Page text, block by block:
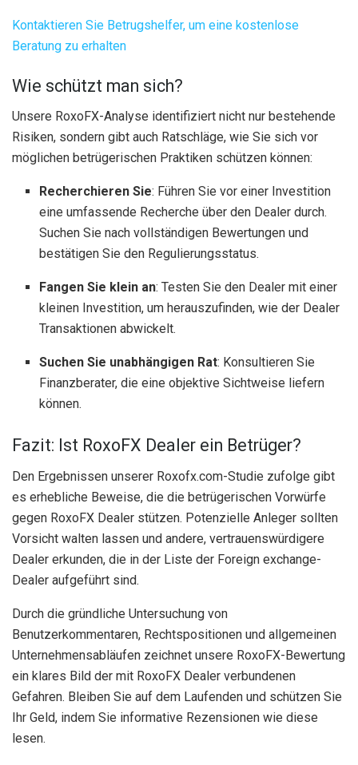
Kontaktieren Sie Betrugshelfer, um eine kostenlose
Beratung zu erhalten
Wie schützt man sich?
Unsere RoxoFX-Analyse identifiziert nicht nur bestehende
Risiken, sondern gibt auch Ratschläge, wie Sie sich vor
möglichen betrügerischen Praktiken schützen können:
Recherchieren Sie: Führen Sie vor einer Investition
eine umfassende Recherche über den Dealer durch.
Suchen Sie nach vollständigen Bewertungen und
bestätigen Sie den Regulierungsstatus.
Fangen Sie klein an: Testen Sie den Dealer mit einer
kleinen Investition, um herauszufinden, wie der Dealer
Transaktionen abwickelt.
Suchen Sie unabhängigen Rat: Konsultieren Sie
Finanzberater, die eine objektive Sichtweise liefern
können.
Fazit: Ist RoxoFX Dealer ein Betrüger?
Den Ergebnissen unserer Roxofx.com-Studie zufolge gibt
es erhebliche Beweise, die die betrügerischen Vorwürfe
gegen RoxoFX Dealer stützen. Potenzielle Anleger sollten
Vorsicht walten lassen und andere, vertrauenswürdigere
Dealer erkunden, die in der Liste der Foreign exchange-
Dealer aufgeführt sind.
Durch die gründliche Untersuchung von
Benutzerkommentaren, Rechtspositionen und allgemeinen
Unternehmensabläufen zeichnet unsere RoxoFX-Bewertung
ein klares Bild der mit RoxoFX Dealer verbundenen
Gefahren. Bleiben Sie auf dem Laufenden und schützen Sie
Ihr Geld, indem Sie informative Rezensionen wie diese
lesen.